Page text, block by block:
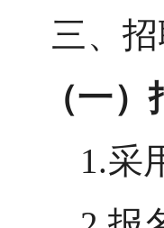
三、招
（一）
1.采